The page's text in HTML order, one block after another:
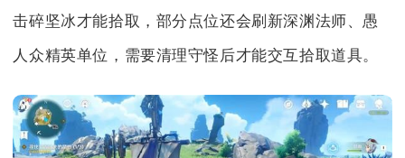
击碎坚冰才能拾取，部分点位还会刷新深渊法师、愚
人众精英单位，需要清理守怪后才能交互拾取道具。